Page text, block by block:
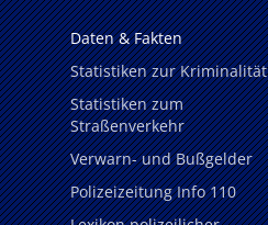
Daten & Fakten
Statistiken zur Kriminalität
Statistiken zum
Straßenverkehr
Verwarn- und Bußgelder
Polizeizeitung Info 110